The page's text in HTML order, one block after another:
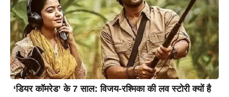
‘डियर कॉमरेड’ के 7 साल: विजय-रश्मिका की लव स्टोरी क्यों है